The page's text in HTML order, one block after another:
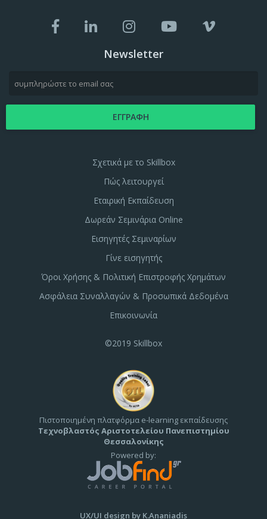
Newsletter
Σχετικά με το Skillbox
Πώς λειτουργεί
Εταιρική Εκπαίδευση
Δωρεάν Σεμινάρια Online
Εισηγητές Σεμιναρίων
Γίνε εισηγητής
Όροι Χρήσης & Πολιτική Επιστροφής Χρημάτων
Ασφάλεια Συναλλαγών & Προσωπικά Δεδομένα
Επικοινωνία
©2019 Skillbox
Πιστοποιημένη πλατφόρμα e-learning εκπαίδευσης
Τεχνοβλαστός Αριστοτελείου Πανεπιστημίου
Θεσσαλονίκης
Powered by:
UX/UI design by K.Ananiadis